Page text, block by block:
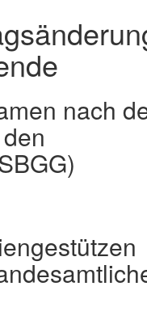
nach